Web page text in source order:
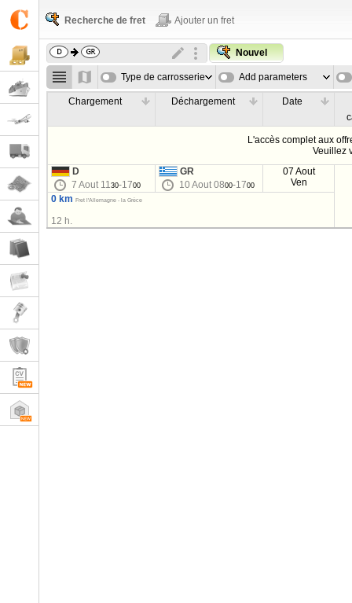
Recherche de fret Ajouter un fret
Nouvel
Type de carrosserie Add parameters
Chargement Déchargement
Date
L'accès complet aux
Veuillez
D
7 Aout 1130-1700
GR
10 Aout 0800-1700
07 Aout
Ven
0 km
Fret l'Allemagne - la Grèce
12 h.